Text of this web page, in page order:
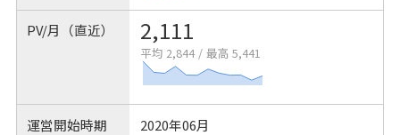
PV/月（直近） 2,111
平均 2,844 / 最高 5,441
運営開始時期 2020年06月